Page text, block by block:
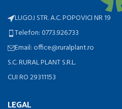
LUGOJ STR. A.C. POPOVICI NR 19
Telefon: 0773.926.733
Email: office@ruralplant.ro
S.C. RURAL PLANT S.R.L.
CUI RO 29311153
LEGAL